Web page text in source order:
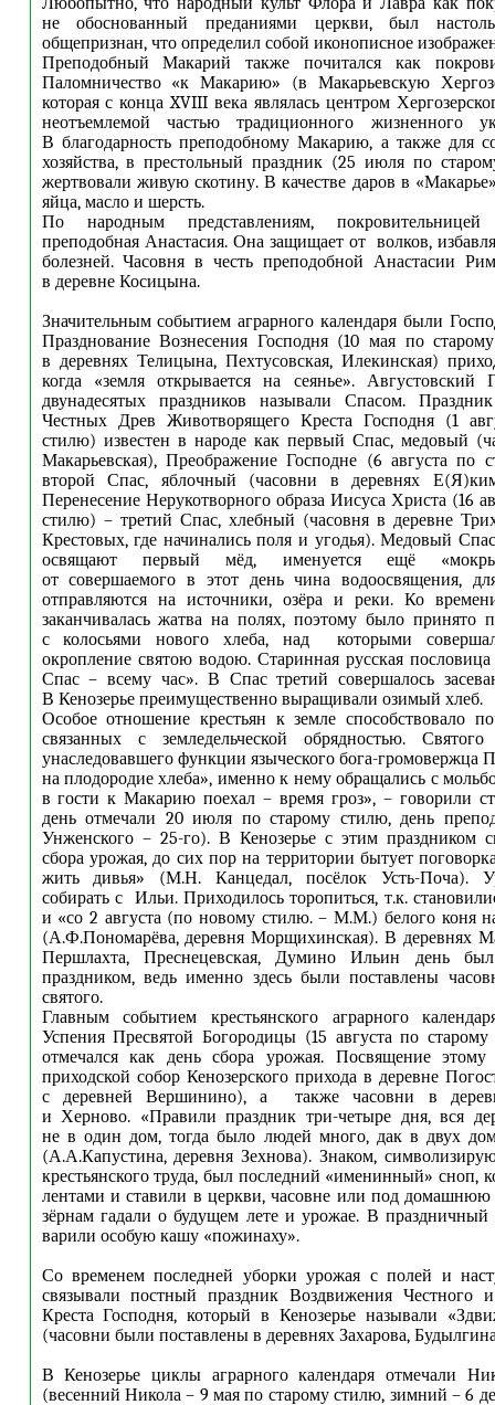
не обоснованный преданиями церкви, был
общепризнан, что определил собой иконописное
Преподобный Макарий также почитался как
Паломничество «к Макарию» (в Макарьевскую
которая с конца XVIII века являлась центром
неотъемлемой частью традиционного жизненного
В благодарность преподобному Макарию, а также для
хозяйства, в престольный праздник (25 июля по
жертвовали живую скотину. В качестве даров в
яйца, масло и шерсть.
По народным представлениям,
преподобная Анастасия. Она защищает от волков,
болезней. Часовня в честь преподобной Анастасии
в деревне Косицына.
Значительным событием аграрного календаря были
Празднование Вознесения Господня (10 мая по
в деревнях Телицына, Пехтусовская, Илекинская)
когда «земля открывается на сеянье». Августовский
двунадесятых праздников называли Спасом.
Честных Древ Животворящего Креста Господня (1
стилю) известен в народе как первый Спас, медовый
Макарьевская), Преображение Господне (6 августа по
второй Спас, яблочный (часовни в деревнях
Перенесение Нерукотворного образа Иисуса Христа (16
стилю) – третий Спас, хлебный (часовня в деревне
Крестовых, где начинались поля и угодья). Медовый
освящают первый мёд, именуется ещё
от совершаемого в этот день чина водоосвящения,
отправляются на источники, озёра и реки. Ко
заканчивалась жатва на полях, поэтому было принято
с колосьями нового хлеба, над которыми
окропление святою водою. Старинная русская
Спас – всему час». В Спас третий совершалось
В Кенозерье преимущественно выращивали озимый хлеб.
Особое отношение крестьян к земле способствовало
связанных с земледельческой обрядностью.
унаследовавшего функции языческого бога-громовержца
на плодородие хлеба», именно к нему обращались с
в гости к Макарию поехал – время гроз», – говорили
день отмечали 20 июля по старому стилю, день
Унженского – 25-го). В Кенозерье с этим праздником
сбора урожая, до сих пор на территории бытует
жить дивья» (М.Н. Канцедал, посёлок Усть-Поча).
собирать с Ильи. Приходилось торопиться, т.к.
и «со 2 августа (по новому стилю. – М.М.) белого коня
(А.Ф.Пономарёва, деревня Морщихинская). В деревнях
Першлахта, Преснецевская, Думино Ильин день
праздником, ведь именно здесь были поставлены
святого.
Главным событием крестьянского аграрного
Успения Пресвятой Богородицы (15 августа по
отмечался как день сбора урожая. Посвящение
приходской собор Кенозерского прихода в деревне
с деревней Вершинино), а также часовни в
и Херново. «Правили праздник три-четыре дня, вся
не в один дом, тогда было людей много, дак в двух
(А.А.Капустина, деревня Зехнова). Знаком,
крестьянского труда, был последний «именинный» сноп,
лентами и ставили в церкви, часовне или под
зёрнам гадали о будущем лете и урожае. В праздничный
варили особую кашу «пожинаху».
Со временем последней уборки урожая с полей и
связывали постный праздник Воздвижения Честного
Креста Господня, который в Кенозерье называли
(часовни были поставлены в деревнях Захарова,
В Кенозерье циклы аграрного календаря отмечали
(весенний Никола – 9 мая по старому стилю, зимний – 6